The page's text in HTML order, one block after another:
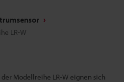
LR-W
Modellreihe LR-W eignen sich